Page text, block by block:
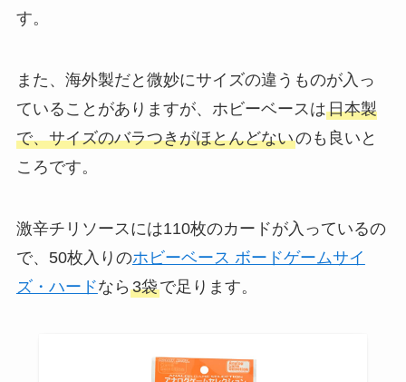
す。
また、海外製だと微妙にサイズの違うものが入っ
ていることがありますが、ホビーベースは日本製
で、サイズのバラつきがほとんどないのも良いと
ころです。
激辛チリソースには110枚のカードが入っているの
で、50枚入りのホビーベース ボードゲームサイ
ズ・ハードなら 3袋で足ります。